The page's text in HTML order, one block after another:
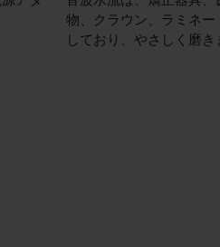
物、クラウン、ラミネー
しており、やさしく磨き